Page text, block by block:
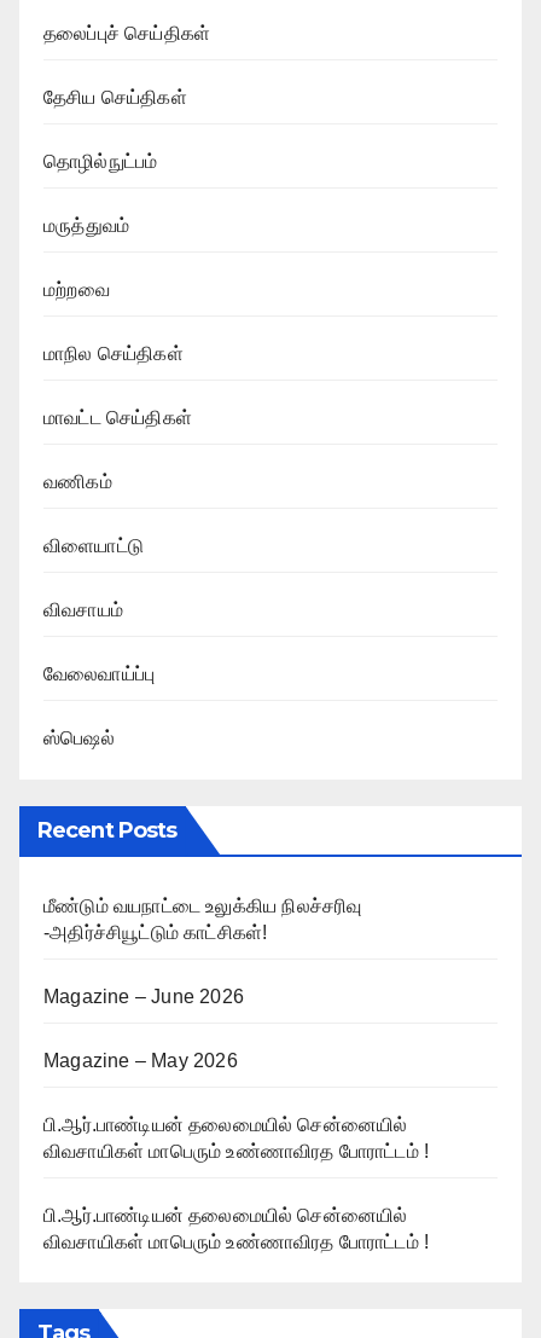
தலைப்புச் செய்திகள்
தேசிய செய்திகள்
தொழில்நுட்பம்
மருத்துவம்
மற்றவை
மாநில செய்திகள்
மாவட்ட செய்திகள்
வணிகம்
விளையாட்டு
விவசாயம்
வேலைவாய்ப்பு
ஸ்பெஷல்
Recent Posts
மீண்டும் வயநாட்டை உலுக்கிய நிலச்சரிவு
-அதிர்ச்சியூட்டும் காட்சிகள்!
Magazine – June 2026
Magazine – May 2026
பி.ஆர்.பாண்டியன் தலைமையில் சென்னையில்
விவசாயிகள் மாபெரும் உண்ணாவிரத போராட்டம் !
பி.ஆர்.பாண்டியன் தலைமையில் சென்னையில்
விவசாயிகள் மாபெரும் உண்ணாவிரத போராட்டம் !